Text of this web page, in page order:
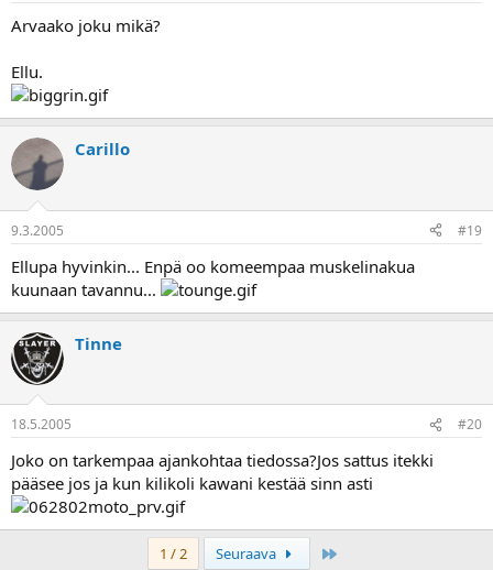
Arvaako joku mikä?
Ellu.
Carillo
9.3.2005 #19
Ellupa hyvinkin... Enpä oo komeempaa muskelinakua
kuunaan tavannu...
Tinne
18.5.2005 #20
Joko on tarkempaa ajankohtaa tiedossa?Jos sattus itekki
pääsee jos ja kun kilikoli kawani kestää sinn asti
1 / 2 Seuraava